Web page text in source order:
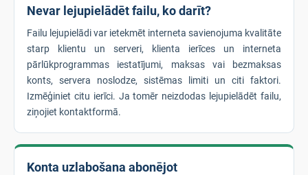
Nevar lejupielādēt failu, ko darīt?
Failu lejupielādi var ietekmēt interneta savienojuma kvalitāte
starp klientu un serveri, klienta ierīces un interneta
pārlūkprogrammas iestatījumi, maksas vai bezmaksas
konts, servera noslodze, sistēmas limiti un citi faktori.
Izmēģiniet citu ierīci. Ja tomēr neizdodas lejupielādēt failu,
ziņojiet kontaktformā.
Konta uzlabošana abonējot